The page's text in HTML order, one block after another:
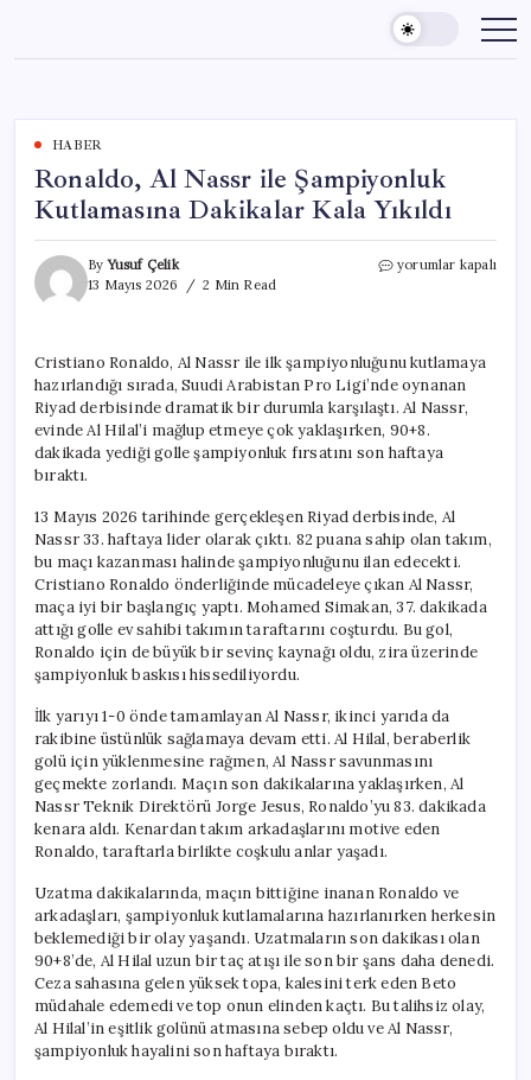
content
HABER
Ronaldo, Al Nassr ile Şampiyonluk
Kutlamasına Dakikalar Kala Yıkıldı
ByYusuf Çelik
13 Mayıs 2026
2 Min Read
Ronaldo,
Kutlamasına
Dakikalar
Kala
Yıkıldı
için
yorumlar kapalı
Cristiano Ronaldo, Al Nassr ile ilk şampiyonluğunu kutlamaya
hazırlandığı sırada, Suudi Arabistan Pro Ligi’nde oynanan
Riyad derbisinde dramatik bir durumla karşılaştı. Al Nassr,
evinde Al Hilal’i mağlup etmeye çok yaklaşırken, 90+8.
dakikada yediği golle şampiyonluk fırsatını son haftaya
bıraktı.
13 Mayıs 2026 tarihinde gerçekleşen Riyad derbisinde, Al
Nassr 33. haftaya lider olarak çıktı. 82 puana sahip olan takım,
bu maçı kazanması halinde şampiyonluğunu ilan edecekti.
Cristiano Ronaldo önderliğinde mücadeleye çıkan Al Nassr,
maça iyi bir başlangıç yaptı. Mohamed Simakan, 37. dakikada
attığı golle ev sahibi takımın taraftarını coşturdu. Bu gol,
Ronaldo için de büyük bir sevinç kaynağı oldu, zira üzerinde
şampiyonluk baskısı hissediliyordu.
İlk yarıyı 1-0 önde tamamlayan Al Nassr, ikinci yarıda da
rakibine üstünlük sağlamaya devam etti. Al Hilal, beraberlik
golü için yüklenmesine rağmen, Al Nassr savunmasını
geçmekte zorlandı. Maçın son dakikalarına yaklaşırken, Al
Nassr Teknik Direktörü Jorge Jesus, Ronaldo’yu 83. dakikada
kenara aldı. Kenardan takım arkadaşlarını motive eden
Ronaldo, taraftarla birlikte coşkulu anlar yaşadı.
Uzatma dakikalarında, maçın bittiğine inanan Ronaldo ve
arkadaşları, şampiyonluk kutlamalarına hazırlanırken herkesin
beklemediği bir olay yaşandı. Uzatmaların son dakikası olan
90+8’de, Al Hilal uzun bir taç atışı ile son bir şans daha denedi.
Ceza sahasına gelen yüksek topa, kalesini terk eden Beto
müdahale edemedi ve top onun elinden kaçtı. Bu talihsiz olay,
Al Hilal’in eşitlik golünü atmasına sebep oldu ve Al Nassr,
şampiyonluk hayalini son haftaya bıraktı.